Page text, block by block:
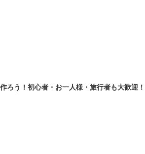
ろう！初心者・お一人様・旅行者も大歓迎